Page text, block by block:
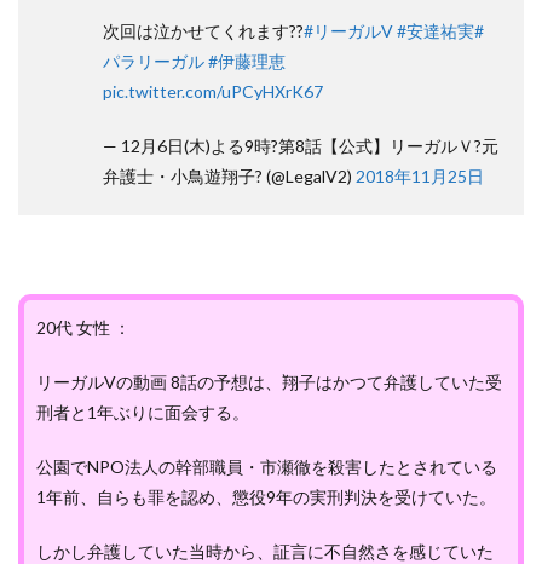
次回は泣かせてくれます??#リーガルV#安達祐実#
パラリーガル#伊藤理恵
pic.twitter.com/uPCyHXrK67
— 12月6日(木)よる9時?第8話【公式】リーガルＶ?元
弁護士・小鳥遊翔子? (@LegalV2) 2018年11月25日
20代 女性 ：
リーガルVの動画 8話の予想は、翔子はかつて弁護していた受
刑者と1年ぶりに面会する。
公園でNPO法人の幹部職員・市瀬徹を殺害したとされている
1年前、自らも罪を認め、懲役9年の実刑判決を受けていた。
しかし弁護していた当時から、証言に不自然さを感じていた